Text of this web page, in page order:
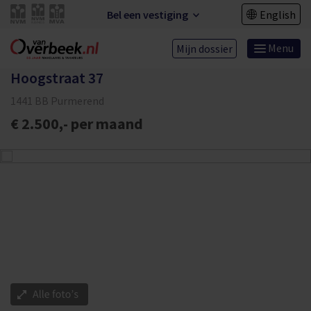
Bel een vestiging English
Mijn dossier Menu
Hoogstraat 37
1441 BB Purmerend
€ 2.500,- per maand